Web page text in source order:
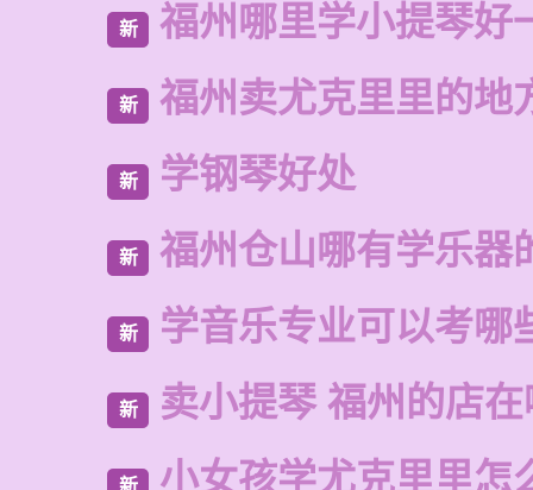
新 福州哪里学小提琴好
新 福州卖尤克里里的地
新 学钢琴好处
新 福州仓山哪有学乐器
新 学音乐专业可以考哪
新 卖小提琴 福州的店
新 小女孩学尤克里里怎